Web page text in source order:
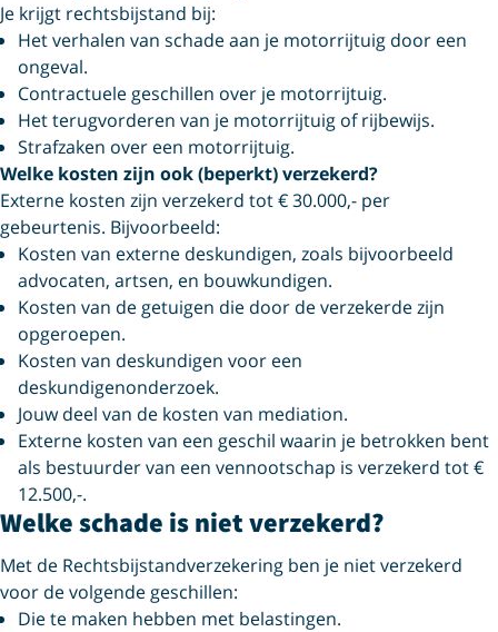
Je krijgt rechtsbijstand bij:
Het verhalen van schade aan je motorrijtuig door een
ongeval.
Contractuele geschillen over je motorrijtuig.
Het terugvorderen van je motorrijtuig of rijbewijs.
Strafzaken over een motorrijtuig.
Welke kosten zijn ook (beperkt) verzekerd?
Externe kosten zijn verzekerd tot € 30.000,- per
gebeurtenis. Bijvoorbeeld:
Kosten van externe deskundigen, zoals bijvoorbeeld
advocaten, artsen, en bouwkundigen.
Kosten van de getuigen die door de verzekerde zijn
opgeroepen.
Kosten van deskundigen voor een
deskundigenonderzoek.
Jouw deel van de kosten van mediation.
Externe kosten van een geschil waarin je betrokken bent
als bestuurder van een vennootschap is verzekerd tot €
12.500,-.
Welke schade is niet verzekerd?
Met de Rechtsbijstandverzekering ben je niet verzekerd
voor de volgende geschillen:
Die te maken hebben met belastingen.